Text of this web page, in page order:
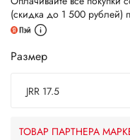
(скидка до 1 500 рублей)
Размер
JRR 17.5
ТОВАР ПАРТНЕРА